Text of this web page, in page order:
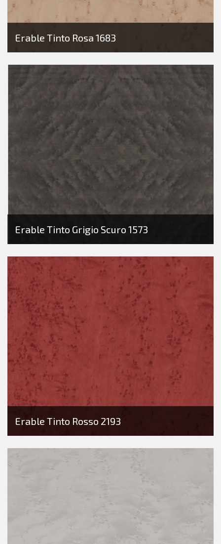
Erable Tinto Rosa 1683
Erable Tinto Grigio Scuro 1573
Erable Tinto Rosso 2193